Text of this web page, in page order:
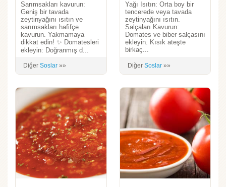
Sarımsakları kavurun:
Geniş bir tavada
zeytinyağını ısıtın ve
sarımsakları hafifçe
kavurun. Yakmamaya
dikkat edin! ✨ Domatesleri
ekleyin: Doğranmış d...
Diğer Soslar »»
Yağı Isıtın: Orta boy bir
tencerede veya tavada
zeytinyağını ısıtın.
Salçaları Kavurun:
Domates ve biber salçasını
ekleyin. Kısık ateşte
birkaç...
Diğer Soslar»»